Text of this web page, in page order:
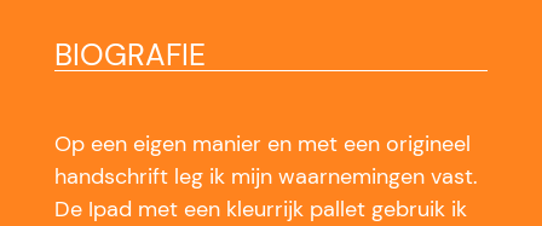
BIOGRAFIE
Op een eigen manier en met een origineel
handschrift leg ik mijn waarnemingen vast.
De Ipad met een kleurrijk pallet gebruik ik